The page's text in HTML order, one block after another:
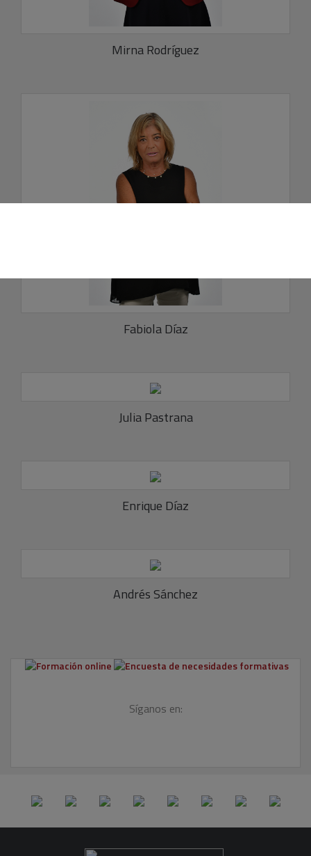
Mirna Rodríguez
Fabiola Díaz
Julia Pastrana
Enrique Díaz
Andrés Sánchez
Síganos en: